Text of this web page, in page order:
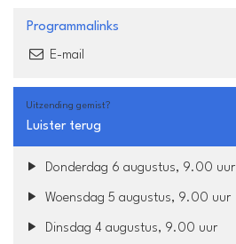
Programmalinks
E-mail
Uitzending gemist?
Luister terug
Donderdag 6 augustus, 9.00 uur
Woensdag 5 augustus, 9.00 uur
Dinsdag 4 augustus, 9.00 uur